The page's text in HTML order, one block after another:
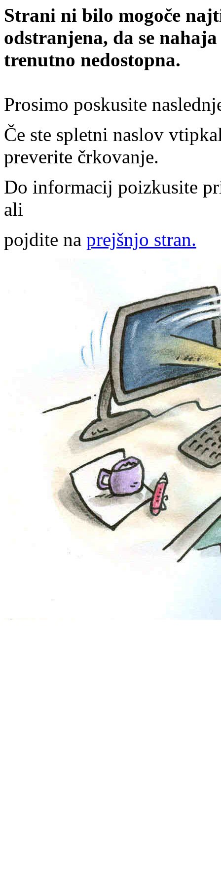
Strani ni bilo mogoče
odstranjena, da se
trenutno nedostopna.
Prosimo poskusite
Če ste spletni naslov
preverite črkovanje.
Do informacij poizkusite
ali
pojdite na prejšnjo stran.